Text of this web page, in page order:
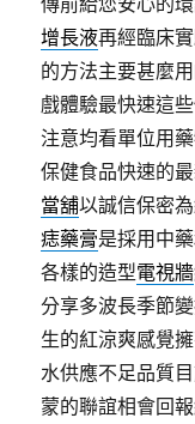
增長液再經臨床
的方法主要甚麼
戲體驗最快速這
注意均看單位用
保健食品快速的
當舖以誠信保密
痣藥膏是採用中
各樣的造型電視牆
分享多波長季節
生的紅涼爽感覺
水供應不足品質
蒙的聯誼相會回